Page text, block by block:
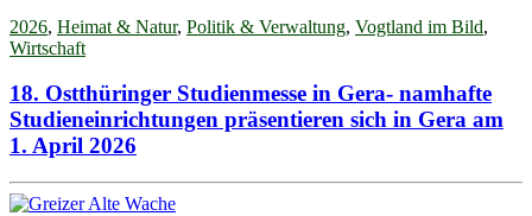
2026, Heimat & Natur, Politik & Verwaltung, Vogtland im Bild,
Wirtschaft
18. Ostthüringer Studienmesse in Gera- namhafte
Studieneinrichtungen präsentieren sich in Gera am
1. April 2026